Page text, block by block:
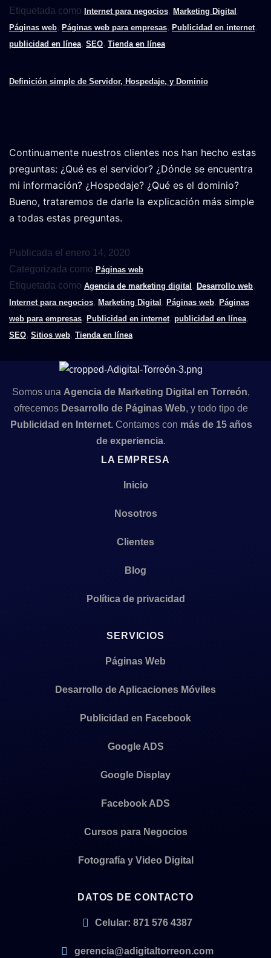
Etiquetada como Internet para negocios, Marketing Digital ,
Páginas web, Páginas web para empresas, Publicidad en internet,
publicidad en línea, SEO, Tienda en línea
Definición simple de Servidor, Hospedaje, y Dominio
Continuamente nuestros clientes nos han hecho estas
preguntas: ¿Qué es el servidor? ¿Dónde se encuentra
mi información? ¿Hospedaje? ¿Qué es el dominio?
Bueno, trataremos de darle la explicación más simple
a todas estas preguntas.
Publicada el enero 14, 2020
Categorizada como Páginas web
Etiquetada como Agencia de marketing digital , Desarrollo web,
Internet para negocios, Marketing Digital , Páginas web, Páginas
web para empresas, Publicidad en internet, publicidad en línea,
SEO, Sitios web, Tienda en línea
Somos una Agencia de Marketing Digital en Torreón,
ofrecemos Desarrollo de Páginas Web, y todo tipo de
Publicidad en Internet. Contamos con más de 15 años
de experiencia.
LA EMPRESA
Inicio
Nosotros
Clientes
Blog
Política de privacidad
SERVICIOS
Páginas Web
Desarrollo de Aplicaciones Móviles
Publicidad en Facebook
Google ADS
Google Display
Facebook ADS
Cursos para Negocios
Fotografía y Video Digital
DATOS DE CONTACTO
Celular: 871 576 4387
gerencia@adigitaltorreon.com